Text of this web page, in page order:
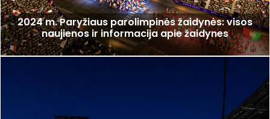
2024 m. Paryžiaus parolimpinės žaidynės: visos
naujienos ir informacija apie žaidynes